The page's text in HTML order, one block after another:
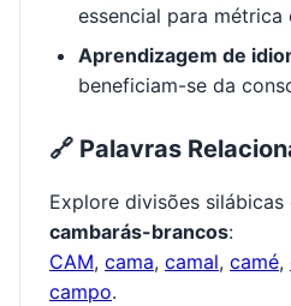
essencial para métrica
Aprendizagem de
beneficiam-se da
🔗 Palavras
Explore divisões
cambarás-brancos:
CAM, cama, camal, camé,
campo.